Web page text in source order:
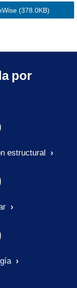
(378.0KB)
por
estructural